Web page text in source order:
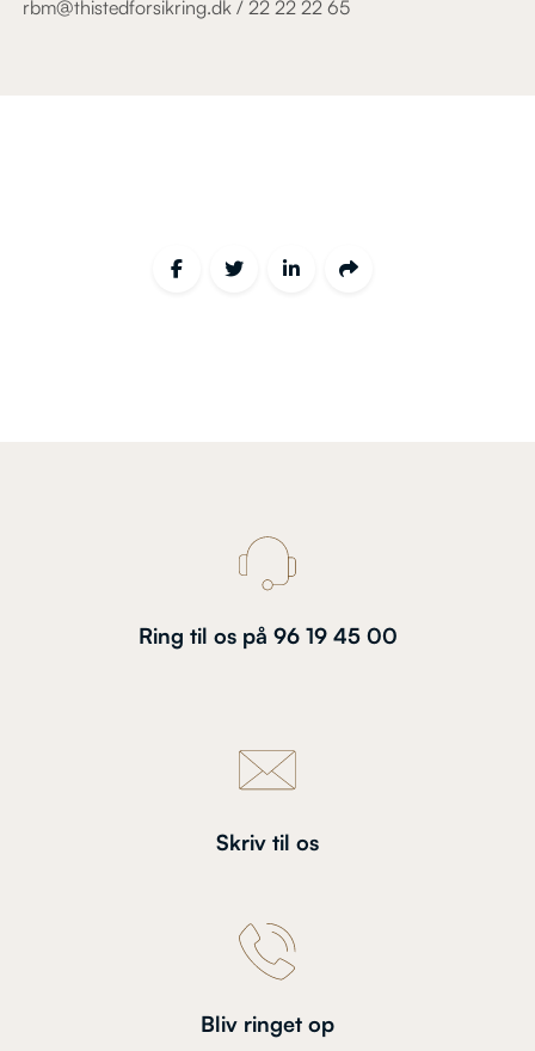
rbm@thistedforsikring.dk / 22 22 22 65
Ring til os på 96 19 45 00
Skriv til os
Bliv ringet op